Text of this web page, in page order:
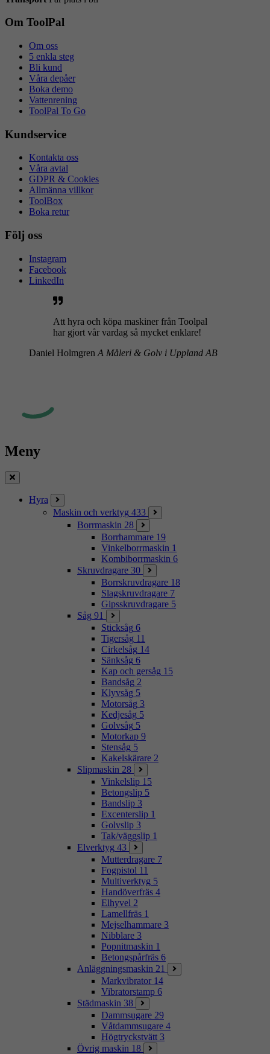
Om ToolPal
Om oss
5 enkla steg
Bli kund
Våra depåer
Boka demo
Vattenrening
ToolPal To Go
Kundservice
Kontakta oss
Våra avtal
GDPR & Cookies
Allmänna villkor
ToolBox
Boka retur
Följ oss
Instagram
Facebook
LinkedIn
Att hyra och köpa maskiner från Toolpal
har gjort vår vardag så mycket enklare!
Daniel Holmgren A Måleri & Golv i Uppland AB
Meny
Stäng
Hyra
Maskin och verktyg 433
Borrmaskin 28
Borrhammare 19
Vinkelborrmaskin 1
Kombiborrmaskin 6
Skruvdragare 30
Borrskruvdragare 18
Slagskruvdragare 7
Gipsskruvdragare 5
Såg 91
Sticksåg 6
Tigersåg 11
Cirkelsåg 14
Sänksåg 6
Kap och gersåg 15
Bandsåg 2
Klyvsåg 5
Motorsåg 3
Kedjesåg 5
Golvsåg 5
Motorkap 9
Stensåg 5
Kakelskärare 2
Slipmaskin 28
Vinkelslip 15
Betongslip 5
Bandslip 3
Excenterslip 1
Golvslip 3
Tak/väggslip 1
Elverktyg 43
Mutterdragare 7
Fogpistol 11
Multiverktyg 5
Handöverfräs 4
Elhyvel 2
Lamellfräs 1
Mejselhammare 3
Nibblare 3
Popnitmaskin 1
Betongspårfräs 6
Anläggningsmaskin 21
Markvibrator 14
Vibratorstamp 6
Städmaskin 38
Dammsugare 29
Våtdammsugare 4
Högtryckstvätt 3
Övrig maskin 18